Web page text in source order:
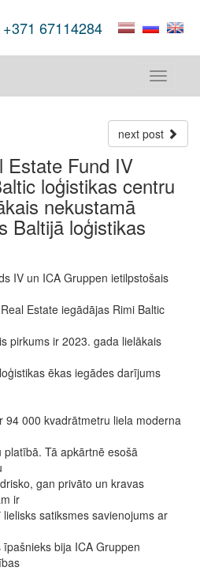
+371 67114284
Toggle
next post
Estate Fund IV
loģistikas centru
nekustamā
Baltijā loģistikas
IV un ICA Gruppen ietilpstošais
Estate iegādājas Rimi Baltic
pirkums ir 2023. gada lielākais
ēkas iegādes darījums
94 000 kvadrātmetru liela moderna
Tā apkārtnē esošā
gan privāto un kravas
ir
satiksmes savienojums ar
bija ICA Gruppen